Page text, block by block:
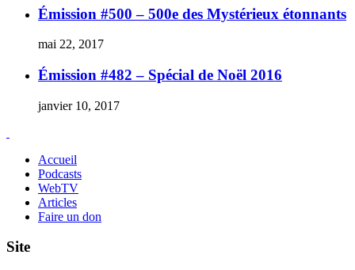
Émission #500 – 500e des Mystérieux étonnants
mai 22, 2017
Émission #482 – Spécial de Noël 2016
janvier 10, 2017
Accueil
Podcasts
WebTV
Articles
Faire un don
Site